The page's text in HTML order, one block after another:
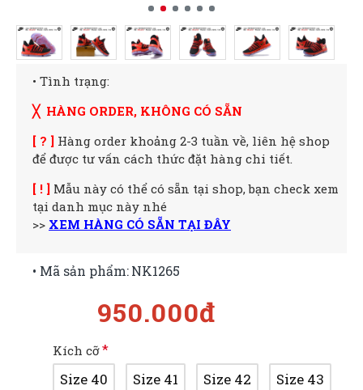
• Tình trạng:
╳ HÀNG ORDER, KHÔNG CÓ SẴN
[ ? ] Hàng order khoảng 2-3 tuần về, liên hệ shop
để được tư vấn cách thức đặt hàng chi tiết.
[ ! ] Mẫu này có thể có sẵn tại shop, bạn check xem
tại danh mục này nhé
>> XEM HÀNG CÓ SẴN TẠI ĐÂY
950.000đ
• Mã sản phẩm:NK1265
Kích cỡ
Size 40 Size 41 Size 42 Size 43